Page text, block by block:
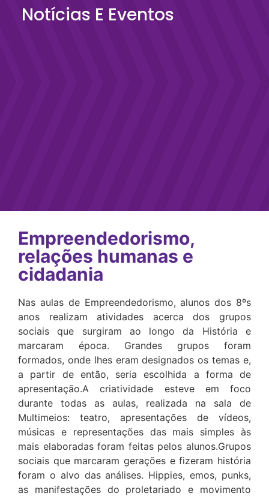
Notícias E Eventos
Empreendedorismo,
relações humanas e
cidadania
Nas aulas de Empreendedorismo, alunos dos 8ºs
anos realizam atividades acerca dos grupos
sociais que surgiram ao longo da História e
marcaram época. Grandes grupos foram
formados, onde lhes eram designados os temas e,
a partir de então, seria escolhida a forma de
apresentação.A criatividade esteve em foco
durante todas as aulas, realizada na sala de
Multimeios: teatro, apresentações de vídeos,
músicas e representações das mais simples às
mais elaboradas foram feitas pelos alunos.Grupos
sociais que marcaram gerações e fizeram história
foram o alvo das análises. Hippies, emos, punks,
as manifestações do proletariado e movimento